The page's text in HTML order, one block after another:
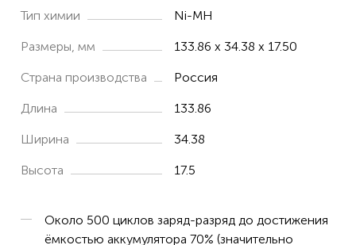
Тип химии Ni-MH
Размеры, мм 133.86 x 34.38 x 17.50
Страна производства Россия
Длина 133.86
Ширина 34.38
Высота 17.5
Около 500 циклов заряд-разряд до достижения
ёмкостью аккумулятора 70% (значительно